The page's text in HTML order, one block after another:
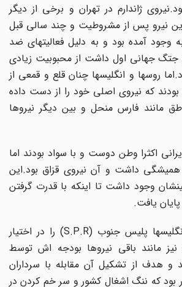
ژاندارم در تهران و برخی از دیگر
نیرو پس از مشروطیت و چند سالی قبل
آمده بود و به دلیل فعالیتهای ضد
جهانی اول داشت از محبوبیت زیادی
روسها و انگلیسها چنان قلع و قمعی از
که نیروی اصلی خود را از دست داده
مانند فارس منحل و بین دیگر نیروها
اکثرا وطن دوست و با سواد بودند اما
داشت و آن نیروی قزاق بود.این
وجود داشت تا اینکه با قدرت گرفتن
یافت.
در جنوب ایران نیز انگلیسها پلیس جنوب (S.P.R) را در اختیار
مانند باقی نیروها بودجه اش توسط
و هدف از تشکیل آن مقابله با سرداران
که ننگ اشغال کشور و سر خم کردن در